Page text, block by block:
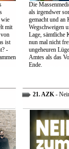
wie
mit
ist
-
Die
als irgendwer
gemacht und an
Wegschweigen
Lage, sämtliche
nun mal nicht
ungeheuren
Amtes als das
Ende.
21. AZK-